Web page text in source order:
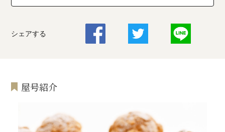
シェアする
屋号紹介